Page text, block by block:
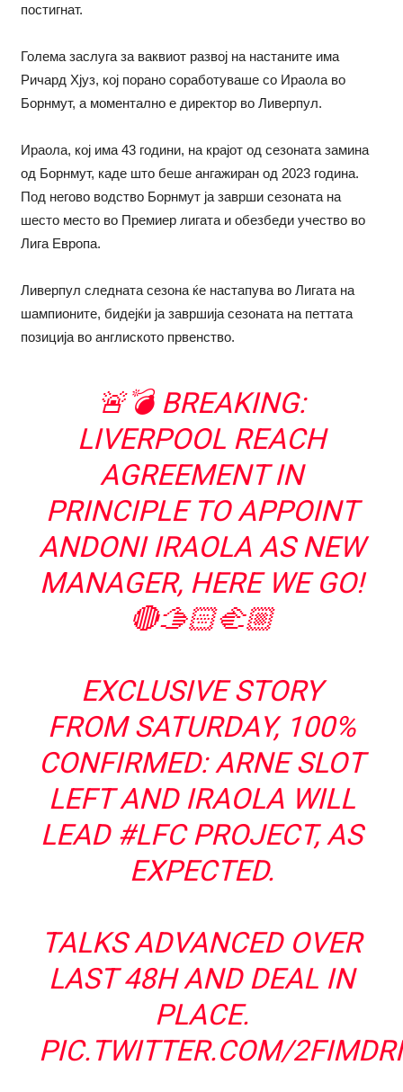
постигнат.
Голема заслуга за ваквиот развој на настаните има
Ричард Хјуз, кој порано соработуваше со Ираола во
Борнмут, а моментално е директор во Ливерпул.
Ираола, кој има 43 години, на крајот од сезоната замина
од Борнмут, каде што беше ангажиран од 2023 година.
Под негово водство Борнмут ја заврши сезоната на
шесто место во Премиер лигата и обезбеди учество во
Лига Европа.
Ливерпул следната сезона ќе настапува во Лигата на
шампионите, бидејќи ја завршија сезоната на петтата
позиција во англиското првенство.
🚨💣 BREAKING:
LIVERPOOL REACH
AGREEMENT IN
PRINCIPLE TO APPOINT
ANDONI IRAOLA AS NEW
MANAGER, HERE WE GO!
🔴🫱🏻‍🫲🏼
EXCLUSIVE STORY
FROM SATURDAY, 100%
CONFIRMED: ARNE SLOT
LEFT AND IRAOLA WILL
LEAD #LFCPROJECT, AS
EXPECTED.
TALKS ADVANCED OVER
LAST 48H AND DEAL IN
PLACE.
PIC.TWITTER.COM/